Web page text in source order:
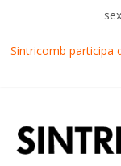
Sintricomb participa
Construir em
Equipe do
Conselho Fiscal do
sindicato
Diretores do